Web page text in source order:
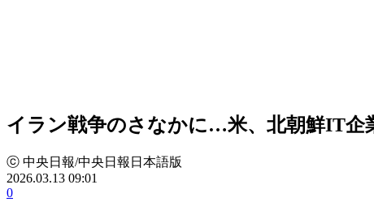
イラン戦争のさなかに…米、北朝鮮IT企
ⓒ 中央日報/中央日報日本語版
2026.03.13 09:01
0